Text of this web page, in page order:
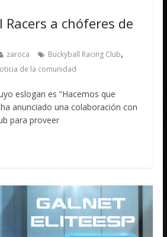
Racers a chóferes de
zaroca Buckyball Racing Club,
de la comunidad
eslogan es “Hacemos que
anunciado una colaboración con
para proveer